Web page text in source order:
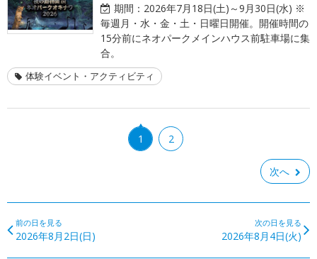
期間： 2026年7月18日(土)～9月30日(水) ※
毎週月・水・金・土・日曜日開催。開催時間の
15分前にネオパークメインハウス前駐車場に集
合。
体験イベント・アクティビティ
1 2
次へ
前の日を見る
2026年8月2日(日)
次の日を見る
2026年8月4日(火)